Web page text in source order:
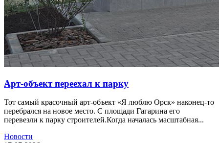
Арт-объект переехал к парку
Тот самый красочный арт-объект «Я люблю Орск» наконец-то
перебрался на новое место. С площади Гагарина его
перевезли к парку строителей.Когда началась масштабная...
Новости